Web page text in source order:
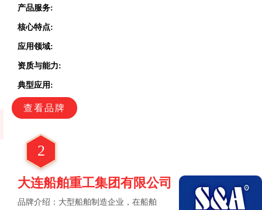
液压水密门/船用水密门/船用风雨密门/
用耐压水密门/船用钢质水密门/船用铰链
液压水密门/不锈钢水密门/铝合金水密门
密水密性能达0.3 - 0.5MPa，可抵御极端
海况压力冲击与海水渗透。 ② 超强抗腐
耐用，主体材质选用高强度钢材等，经
先进防腐工艺处理，能抵御海洋恶劣环
境侵蚀。 ③ 结构稳定可靠，通过数字孪
生技术优化结构，关键焊缝采用智能焊
接工艺，经国际船级社严苛认证。 ④ 核
心技术创新，拥有多项专利，部分产品
搭载智能传感模块，可实时监测运行状
态。
产品服务:
核心特点:
应用领域:
资质与能力:
典型应用:
查看品牌
2
大连船舶重工集团有限公司
品牌介绍：大型船舶制造企业，在船舶